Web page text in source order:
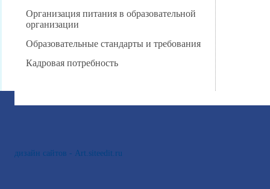
Организация питания в образовательной
организации
Образовательные стандарты и требования
Кадровая потребность
дизайн сайтов - Art.siteedit.ru